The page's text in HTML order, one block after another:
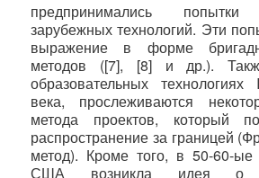
предпринимались попытки
зарубежных технологий. Эти
выражение в форме
методов ([7], [8] и др.).
образовательных технологиях I
века, прослеживаются
метода проектов, который
распространение за границей
метод). Кроме того, в 50-60-
США возникла идея о